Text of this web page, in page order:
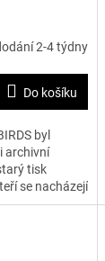
2-4 týdny
Do košíku
byl
archivní
tisk
se nacházejí